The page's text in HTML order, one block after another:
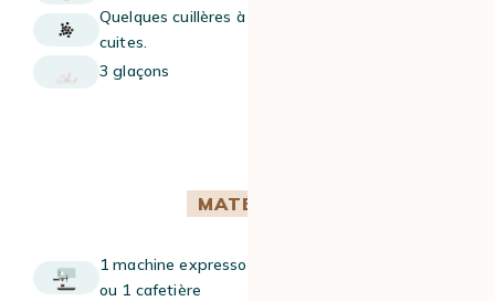
Quelques cuillères à soupe de billes de tapioca
cuites.
3 glaçons
MATÉRIEL
1 machine expresso, manuelle ou automatique,
ou 1 cafetière